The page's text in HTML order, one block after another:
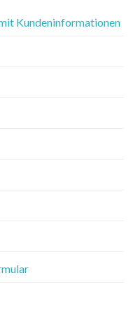
Kundeninformationen